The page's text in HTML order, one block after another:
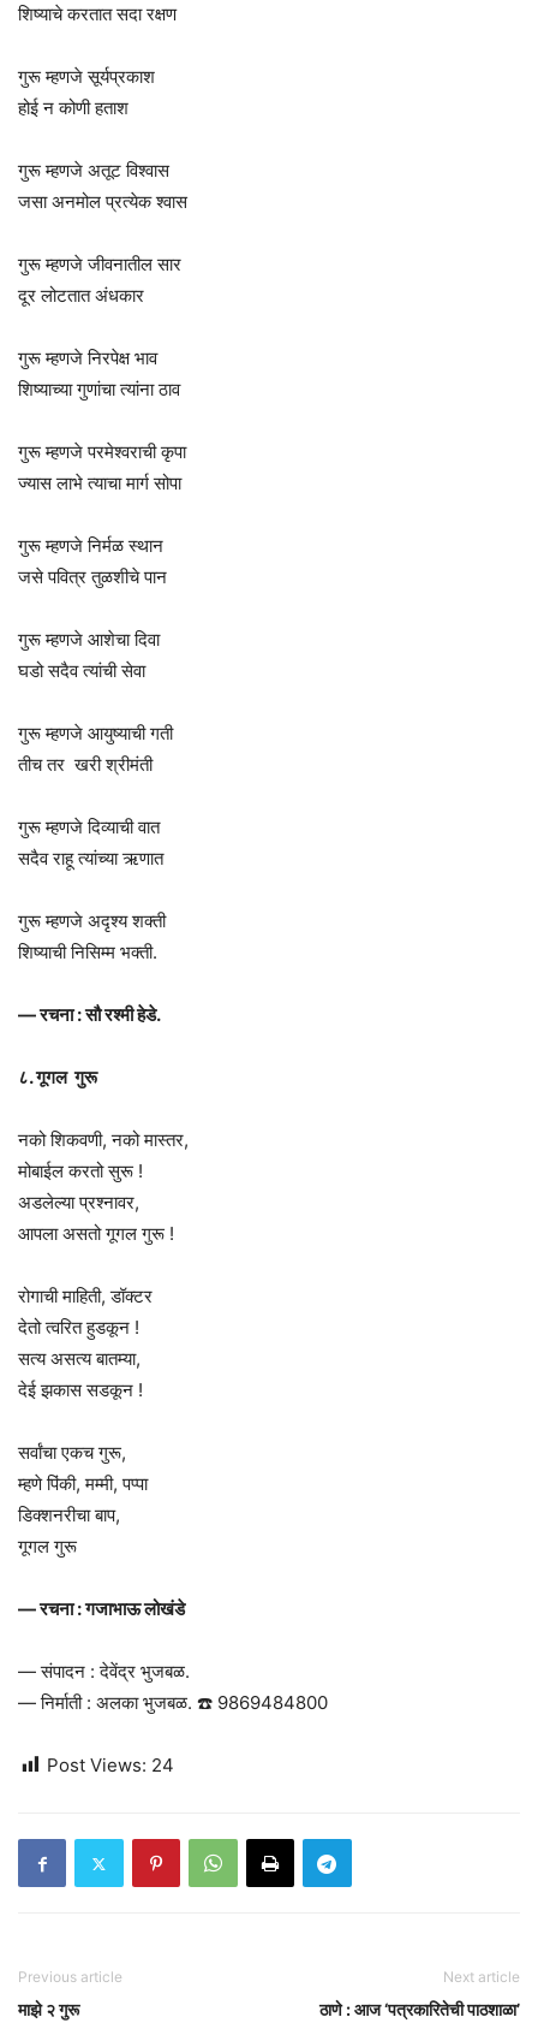
शिष्याचे करतात सदा रक्षण
गुरू म्हणजे सूर्यप्रकाश
होई न कोणी हताश
गुरू म्हणजे अतूट विश्वास
जसा अनमोल प्रत्येक श्वास
गुरू म्हणजे जीवनातील सार
दूर लोटतात अंधकार
गुरू म्हणजे निरपेक्ष भाव
शिष्याच्या गुणांचा त्यांना ठाव
गुरू म्हणजे परमेश्वराची कृपा
ज्यास लाभे त्याचा मार्ग सोपा
गुरू म्हणजे निर्मळ स्थान
जसे पवित्र तुळशीचे पान
गुरू म्हणजे आशेचा दिवा
घडो सदैव त्यांची सेवा
गुरू म्हणजे आयुष्याची गती
तीच तर खरी श्रीमंती
गुरू म्हणजे दिव्याची वात
सदैव राहू त्यांच्या ऋणात
गुरू म्हणजे अदृश्य शक्ती
शिष्याची निसिम्म भक्ती.
— रचना : सौ रश्मी हेडे.
८. गूगल गुरू
नको शिकवणी, नको मास्तर,
मोबाईल करतो सुरू !
अडलेल्या प्रश्नावर,
आपला असतो गूगल गुरू !
रोगाची माहिती, डॉक्टर
देतो त्वरित हुडकून !
सत्य असत्य बातम्या,
देई झकास सडकून !
सर्वांचा एकच गुरू,
म्हणे पिंकी, मम्मी, पप्पा
डिक्शनरीचा बाप,
गूगल गुरू
— रचना : गजाभाऊ लोखंडे
— संपादन : देवेंद्र भुजबळ.
— निर्माती : अलका भुजबळ. ☎️ 9869484800
Post Views: 24
Previous article
माझे २ गुरू
Next article
ठाणे : आज ‘पत्रकारितेची पाठशाळा’